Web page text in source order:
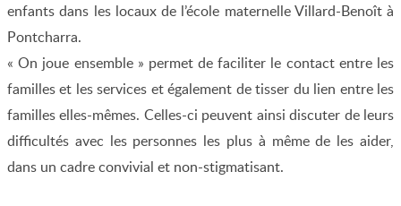
enfants dans les locaux de l’école maternelle Villard-Benoît à
Pontcharra.
« On joue ensemble » permet de faciliter le contact entre les
familles et les services et également de tisser du lien entre les
familles elles-mêmes. Celles-ci peuvent ainsi discuter de leurs
difficultés avec les personnes les plus à même de les aider,
dans un cadre convivial et non-stigmatisant.